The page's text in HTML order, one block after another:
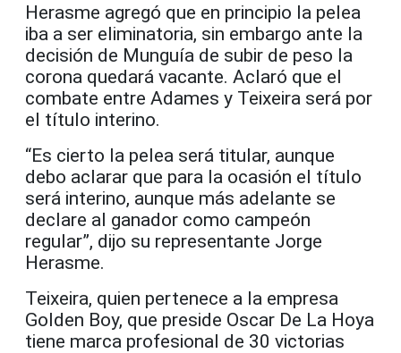
Herasme agregó que en principio la pelea
iba a ser eliminatoria, sin embargo ante la
decisión de Munguía de subir de peso la
corona quedará vacante. Aclaró que el
combate entre Adames y Teixeira será por
el título interino.
“Es cierto la pelea será titular, aunque
debo aclarar que para la ocasión el título
será interino, aunque más adelante se
declare al ganador como campeón
regular”, dijo su representante Jorge
Herasme.
Teixeira, quien pertenece a la empresa
Golden Boy, que preside Oscar De La Hoya
tiene marca profesional de 30 victorias